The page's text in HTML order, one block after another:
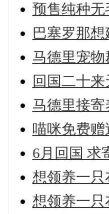
预售纯种无
巴塞罗那
马德里宠物
回国二十
马德里接寄
喵咪免费
6月回国 求
想领养一
想领养一只